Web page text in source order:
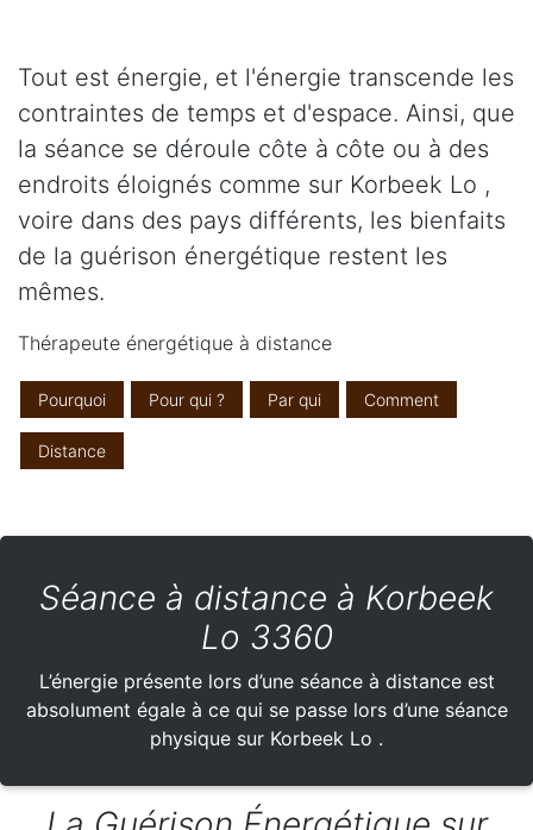
Tout est énergie, et l'énergie transcende les
contraintes de temps et d'espace. Ainsi, que
la séance se déroule côte à côte ou à des
endroits éloignés comme sur Korbeek Lo ,
voire dans des pays différents, les bienfaits
de la guérison énergétique restent les
mêmes.
Thérapeute énergétique à distance
Pourquoi Pour qui ? Par qui Comment
Distance
Séance à distance à Korbeek
Lo 3360
L’énergie présente lors d’une séance à distance est
absolument égale à ce qui se passe lors d’une séance
physique sur Korbeek Lo .